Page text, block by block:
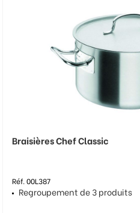
Braisières Chef Classic
Réf. 00L387
Regroupement de 3 produits